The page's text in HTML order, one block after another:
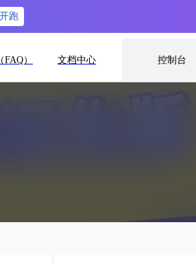
） 文档中心 控制台
跑